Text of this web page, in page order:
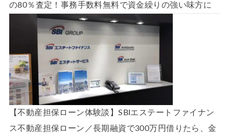
の80％査定！事務手数料無料で資金繰りの強い味方に
【不動産担保ローン体験談】SBIエステートファイナン
ス不動産担保ローン／長期融資で300万円借りたら、金